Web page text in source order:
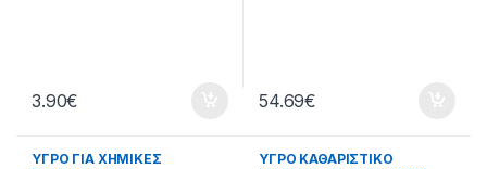
3.90€ 54.69€
ΥΓΡΟ ΓΙΑ ΧΗΜΙΚΕΣ
ΥΓΡΟ ΚΑΘΑΡΙΣΤΙΚΟ